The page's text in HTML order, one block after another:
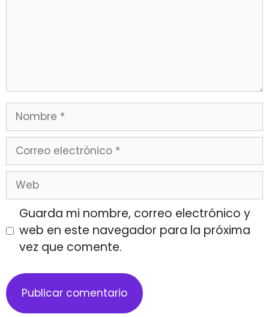
Guarda mi nombre, correo electrónico y
web en este navegador para la próxima
vez que comente.